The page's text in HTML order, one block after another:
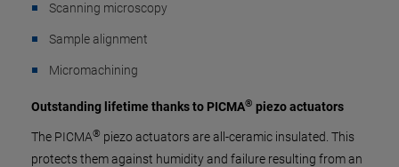
Scanning microscopy
Sample alignment
Micromachining
Outstanding lifetime thanks to PICMA® piezo actuators
The PICMA® piezo actuators are all-ceramic insulated. This
protects them against humidity and failure resulting from an